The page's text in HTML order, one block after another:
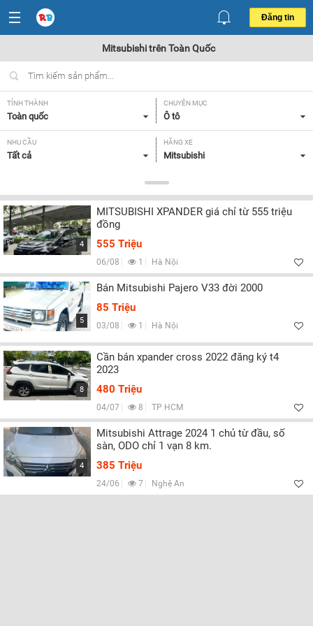
Đăng tin
Mitsubishi trên Toàn Quốc
TỈNH THÀNH
Toàn quốc
CHUYÊN MỤC
Ô tô
NHU CẦU
Tất cả
HÃNG XE
Mitsubishi
Tất cả
NĂM SẢN XUẤT
Tất cả
GIÁ XE
Tất cả
Tất cả
4
MITSUBISHI XPANDER giá chỉ từ 555 triệu
đồng
555 Triệu
06/08 1 Hà Nội
5
Bán Mitsubishi Pajero V33 đời 2000
85 Triệu
03/08 1 Hà Nội
8
Cần bán xpander cross 2022 đăng ký t4
2023
480 Triệu
04/07 8 TP HCM
4
Mitsubishi Attrage 2024 1 chủ từ đầu, số
sàn, ODO chỉ 1 vạn 8 km.
385 Triệu
24/06 7 Nghệ An